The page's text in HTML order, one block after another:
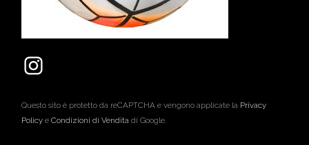
Questo sito è protetto da reCAPTCHA e vengono applicate la Privacy
Policy eCondizioni di Vendita di Google.